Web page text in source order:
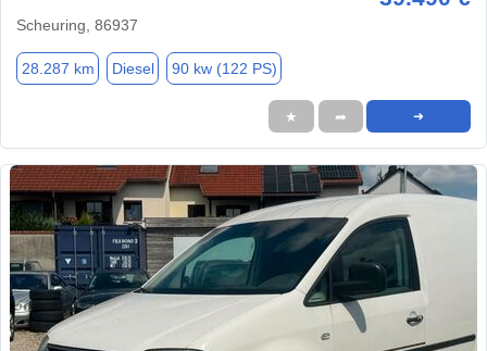
Scheuring, 86937
28.287 km Diesel 90 kw (122 PS)
★ ➦ ➜